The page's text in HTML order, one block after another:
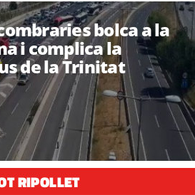
bolca a la
i complica la
de la Trinitat
RIPOLLET